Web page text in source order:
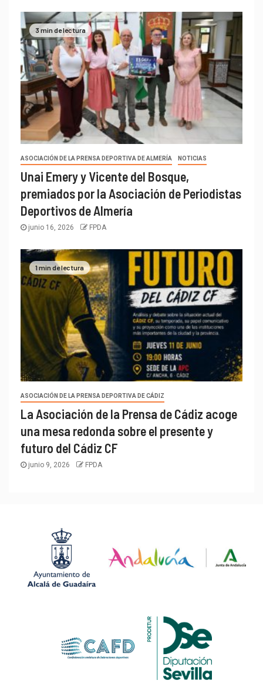
3 min de lectura
ASOCIACIÓN DE LA PRENSA DEPORTIVA DE ALMERÍA NOTICIAS
Unai Emery y Vicente del Bosque,
premiados por la Asociación de Periodistas
Deportivos de Almería
junio 16, 2026 FPDA
1 min de lectura
ASOCIACIÓN DE LA PRENSA DEPORTIVA DE CÁDIZ
La Asociación de la Prensa de Cádiz acoge
una mesa redonda sobre el presente y
futuro del Cádiz CF
junio 9, 2026 FPDA